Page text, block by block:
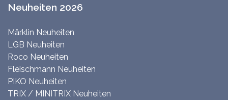
Neuheiten 2026
Märklin Neuheiten
LGB Neuheiten
Roco Neuheiten
Fleischmann Neuheiten
PIKO Neuheiten
TRIX / MINITRIX Neuheiten